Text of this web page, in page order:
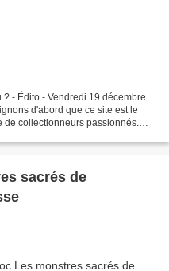
- Édito - Vendredi 19 décembre
d'abord que ce site est le
collectionneurs passionnés.
sacrés de